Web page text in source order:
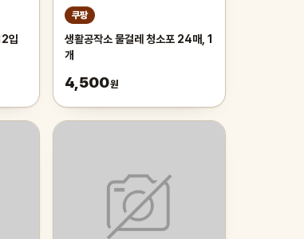
입
쿠팡
생활공작소 물걸레 청소포 24매, 1
개
4,500원